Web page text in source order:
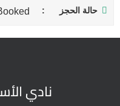
حالة الحجز
نادي